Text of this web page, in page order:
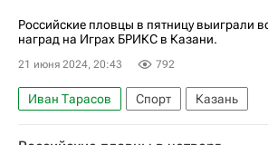
Российские пловцы в пятницу выиграли
наград на Играх БРИКС в Казани.
21 июня 2024, 20:43 792
Иван Тарасов Спорт
Казань
Николай Колесников
БРИКС